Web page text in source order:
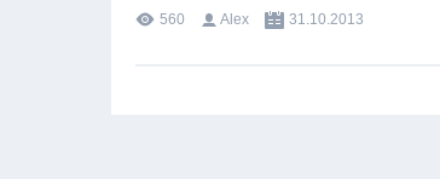
560 Alex 31.10.2013